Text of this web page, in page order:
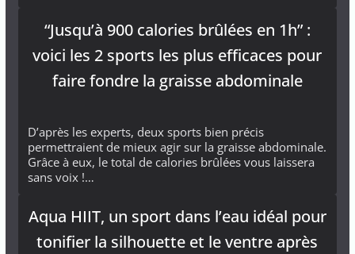
“Jusqu’à 900 calories brûlées en 1h” :
voici les 2 sports les plus efficaces pour
faire fondre la graisse abdominale
D’après les experts, deux sports bien précis
permettraient de mieux agir sur la graisse abdominale.
Grâce à eux, le total de calories brûlées vous laissera
sans voix !…
Aqua HIIT, un sport dans l’eau idéal pour
tonifier la silhouette et le ventre après